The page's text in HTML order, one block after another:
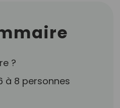
?
à 8 personnes